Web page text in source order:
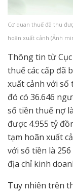
Cơ quan thuế đã thu
hoãn xuất cảnh (Ảnh
Thông tin từ
thuế các cấp đã
xuất cảnh với số
đó có 36.646
số tiền thuế nợ
được 4.955 tỷ
tạm hoãn xuất
với số tiền là
địa chỉ kinh
Tuy nhiên trên